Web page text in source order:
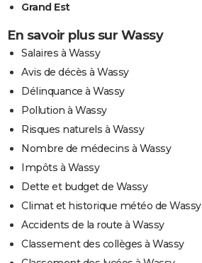
Grand Est
En savoir plus sur Wassy
Salaires à Wassy
Avis de décès à Wassy
Délinquance à Wassy
Pollution à Wassy
Risques naturels à Wassy
Nombre de médecins à Wassy
Impôts à Wassy
Dette et budget de Wassy
Climat et historique météo de Wassy
Accidents de la route à Wassy
Classement des collèges à Wassy